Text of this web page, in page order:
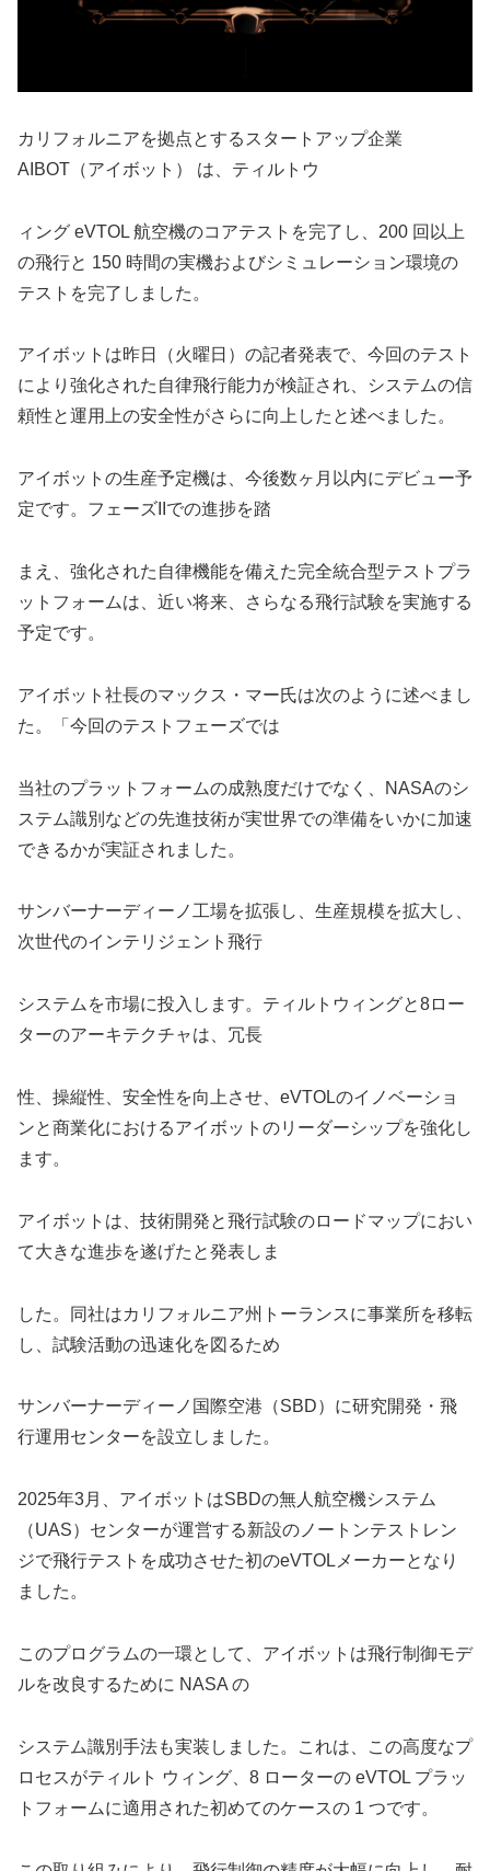
カリフォルニアを拠点とするスタートアップ企業
AIBOT（アイボット） は、ティルトウ
ィング eVTOL 航空機のコアテストを完了し、200 回以上
の飛行と 150 時間の実機およびシミュレーション環境の
テストを完了しました。
アイボットは昨日（火曜日）の記者発表で、今回のテスト
により強化された自律飛行能力が検証され、システムの信
頼性と運用上の安全性がさらに向上したと述べました。
アイボットの生産予定機は、今後数ヶ月以内にデビュー予
定です。フェーズIIでの進捗を踏
まえ、強化された自律機能を備えた完全統合型テストプラ
ットフォームは、近い将来、さらなる飛行試験を実施する
予定です。
アイボット社長のマックス・マー氏は次のように述べまし
た。「今回のテストフェーズでは
当社のプラットフォームの成熟度だけでなく、NASAのシ
ステム識別などの先進技術が実世界での準備をいかに加速
できるかが実証されました。
サンバーナーディーノ工場を拡張し、生産規模を拡大し、
次世代のインテリジェント飛行
システムを市場に投入します。ティルトウィングと8ロー
ターのアーキテクチャは、冗長
性、操縦性、安全性を向上させ、eVTOLのイノベーショ
ンと商業化におけるアイボットのリーダーシップを強化し
ます。
アイボットは、技術開発と飛行試験のロードマップにおい
て大きな進歩を遂げたと発表しま
した。同社はカリフォルニア州トーランスに事業所を移転
し、試験活動の迅速化を図るため
サンバーナーディーノ国際空港（SBD）に研究開発・飛
行運用センターを設立しました。
2025年3月、アイボットはSBDの無人航空機システム
（UAS）センターが運営する新設のノートンテストレン
ジで飛行テストを成功させた初のeVTOLメーカーとなり
ました。
このプログラムの一環として、アイボットは飛行制御モデ
ルを改良するために NASA の
システム識別手法も実装しました。これは、この高度なプ
ロセスがティルト ウィング、8 ローターの eVTOL プラッ
トフォームに適用された初めてのケースの 1 つです。